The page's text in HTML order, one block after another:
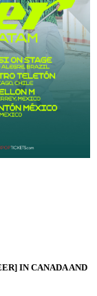
IN CANADA AND